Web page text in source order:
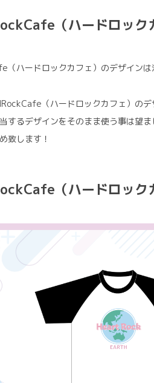
（ハードロック
（ハードロックカフェ）のデザイン
（ハードロックカフェ）の
するデザインをそのまま使う事は望
致します！
（ハードロック